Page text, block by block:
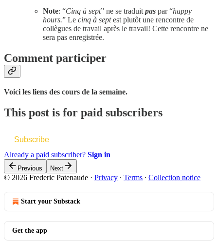
Note: “Cinq à sept” ne se traduit pas par “happy
hours.” Le cinq à septest plutôt une rencontre de
collègues de travail après le travail! Cette rencontre ne
sera pas enregistrée.
Comment participer
Voici les liens des cours de la semaine.
This post is for paid subscribers
Subscribe
Already a paid subscriber? Sign in
Previous Next
© 2026 Frederic Patenaude · Privacy ∙ Terms ∙ Collection notice
Start your Substack
Get the app